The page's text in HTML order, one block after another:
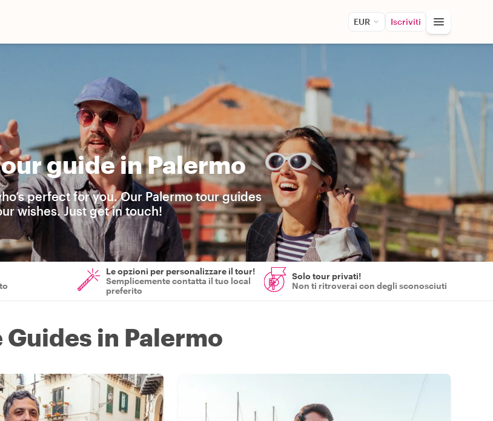
EUR Iscriviti
guide in Palermo
perfect for you. Our Palermo tour guides
wishes. Just get in touch!
Le opzioni per personalizzare il tour!
Semplicemente contatta il tuo local
preferito
Solo tour privati!
Non ti ritroverai con degli sconosciuti
Guides in Palermo